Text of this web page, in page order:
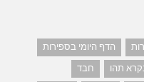
הדף היומי בספירות
תהו
חבד